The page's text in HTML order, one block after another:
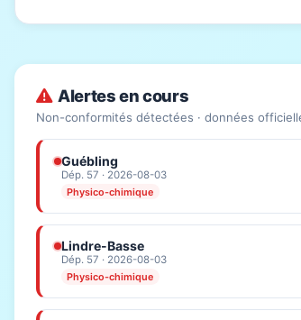
Alertes en cours
Non-conformités détectées · données
Guébling
Dép. 57 · 2026-08-03
Physico-chimique
Lindre-Basse
Dép. 57 · 2026-08-03
Physico-chimique